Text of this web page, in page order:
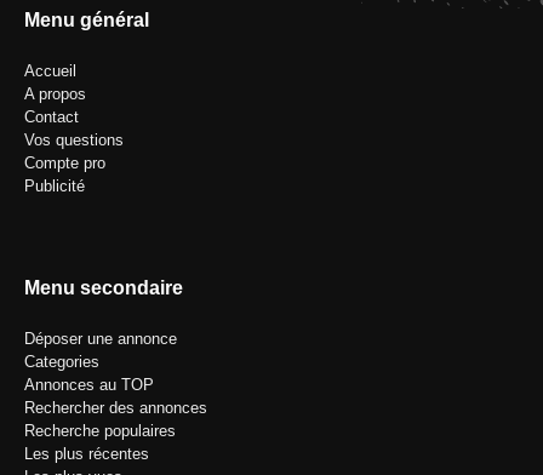
Menu général
Accueil
A propos
Contact
Vos questions
Compte pro
Publicité
Menu secondaire
Déposer une annonce
Categories
Annonces au TOP
Rechercher des annonces
Recherche populaires
Les plus récentes